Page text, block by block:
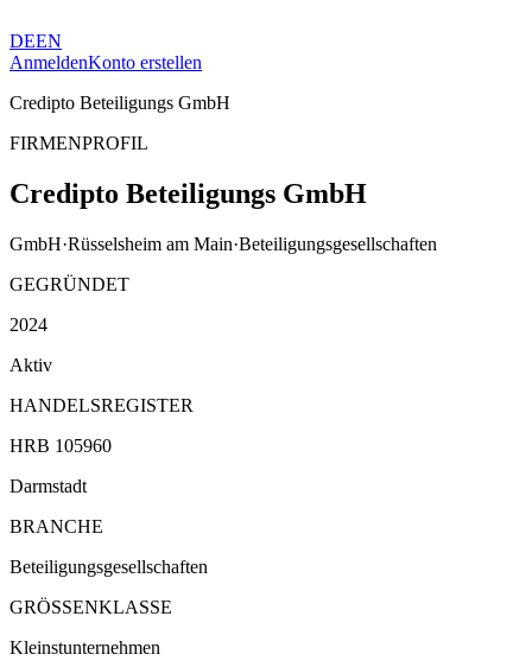
DEEN
AnmeldenKonto erstellen
Credipto Beteiligungs GmbH
FIRMENPROFIL
Credipto Beteiligungs GmbH
GmbH·Rüsselsheim am Main·Beteiligungsgesellschaften
GEGRÜNDET
2024
Aktiv
HANDELSREGISTER
HRB 105960
Darmstadt
BRANCHE
Beteiligungsgesellschaften
GRÖSSENKLASSE
Kleinstunternehmen